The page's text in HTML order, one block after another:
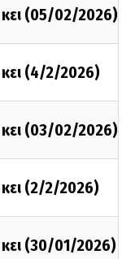
(05/02/2026)
(4/2/2026)
(03/02/2026)
(2/2/2026)
(30/01/2026)